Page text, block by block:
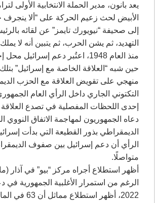
الأبيض لحث زعيم الحركة على “ألا
إلى صحيفة “نيويورك تايمز” عن لقائه
التهديد، ثم يشن الحرب، ثم يتبين أنه لا
حين شبه “العلاقة الخاصة مع إسرائيل”
منهجي على تقويض العلاقة مع الحزب
التكتوني الجاري داخل الرأي العام
دعاه الجمهوريون لمهاجمة الاتفاق
متواصلًا.
أظهر استطلاع أجراه مركز “بيو” في
الرغم من استمرار الأغلبية الجمهورية
2022،